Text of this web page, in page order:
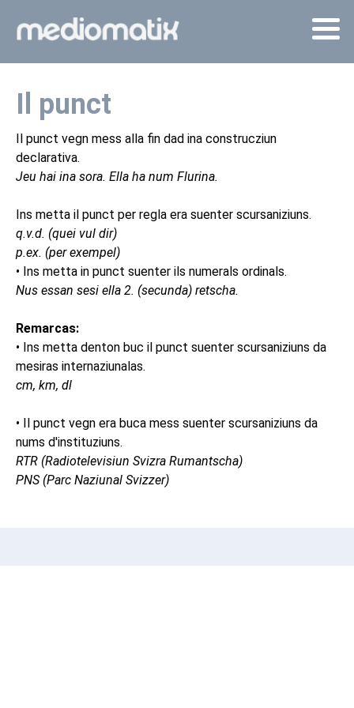
Il punct
Il punct vegn mess alla fin dad ina construcziun
declarativa.
Jeu hai ina sora. Ella ha num Flurina.
Ins metta il punct per regla era suenter scursaniziuns.
q.v.d. (quei vul dir)
p.ex. (per exempel)
• Ins metta in punct suenter ils numerals ordinals.
Nus essan sesi ella 2. (secunda) retscha.
Remarcas:
• Ins metta denton buc il punct suenter scursaniziuns da
mesiras internaziunalas.
cm, km, dl
• Il punct vegn era buca mess suenter scursaniziuns da
nums d'instituziuns.
RTR (Radiotelevisiun Svizra Rumantscha)
PNS (Parc Naziunal Svizzer)